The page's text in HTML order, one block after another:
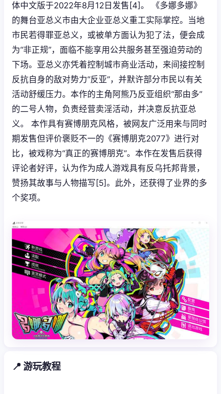
体中文版于2022年8月12日发售[4]。 《多娜多娜》
的舞台亚总义市由大企业亚总义重工实际掌控。当地
市民若得罪亚总义，或被单方面认为犯了法，便会成
为“非正规”，面临不能享用公共服务甚至强迫劳动的
下场。亚总义亦凭着控制城市商业活动，来间接控制
反抗自身的敌对势力“反亚”，并默许部分市民以有关
活动舒缓压力。本作的主角阿熊乃反亚组织“那由多”
的二号人物，负责经营卖淫活动，并决意反抗亚总
义。 本作具有赛博朋克风格，被网友广泛用来与同时
期发售但评价褒贬不一的《赛博朋克2077》进行对
比，被戏称为“真正的赛博朋克”。本作在发售后获得
评论者好评，认为作为成人游戏具有反乌托邦背景，
赞扬其故事与人物描写[5]。此外，还获得了业界的多
个奖项。
📍 游玩教程